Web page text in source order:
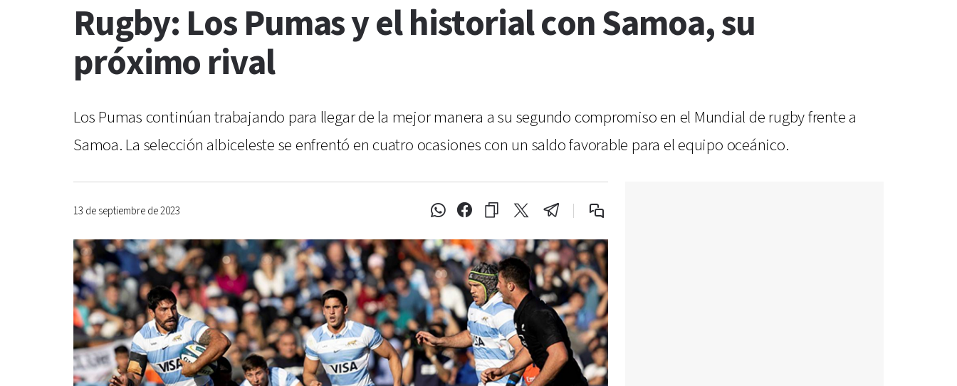
Rugby: Los Pumas y el historial con Samoa, su
próximo rival
Los Pumas continúan trabajando para llegar de la mejor manera a su segundo compromiso en el Mundial de rugby frente a
Samoa. La selección albiceleste se enfrentó en cuatro ocasiones con un saldo favorable para el equipo oceánico.
13 de septiembre de 2023